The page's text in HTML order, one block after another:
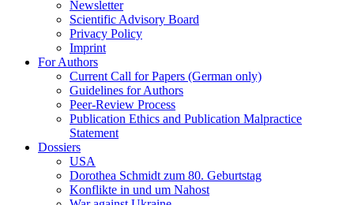
Newsletter
Scientific Advisory Board
Privacy Policy
Imprint
For Authors
Current Call for Papers (German only)
Guidelines for Authors
Peer-Review Process
Publication Ethics and Publication Malpractice
Statement
Dossiers
USA
Dorothea Schmidt zum 80. Geburtstag
Konflikte in und um Nahost